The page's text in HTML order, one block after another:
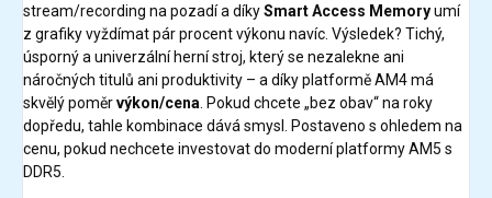
stream/recording na pozadí a díkySmart Access Memoryumí
z grafiky vyždímat pár procent výkonu navíc. Výsledek? Tichý,
úsporný a univerzální herní stroj, který se nezalekne ani
náročných titulů ani produktivity – a díky platformě AM4 má
skvělý poměrvýkon/cena . Pokud chcete „bez obav“ na roky
dopředu, tahle kombinace dává smysl. Postaveno s ohledem na
cenu, pokud nechcete investovat do moderní platformy AM5 s
DDR5.